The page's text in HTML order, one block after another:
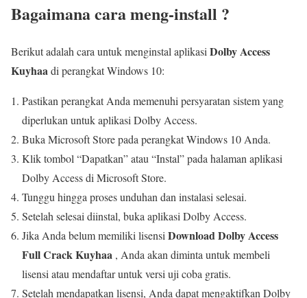
Bagaimana cara meng-install ?
Berikut adalah cara untuk menginstal aplikasi Dolby Access
Kuyhaadi perangkat Windows 10:
Pastikan perangkat Anda memenuhi persyaratan sistem yang
diperlukan untuk aplikasi Dolby Access.
Buka Microsoft Store pada perangkat Windows 10 Anda.
Klik tombol “Dapatkan” atau “Instal” pada halaman aplikasi
Dolby Access di Microsoft Store.
Tunggu hingga proses unduhan dan instalasi selesai.
Setelah selesai diinstal, buka aplikasi Dolby Access.
Jika Anda belum memiliki lisensi Download Dolby Access
Full Crack Kuyhaa , Anda akan diminta untuk membeli
lisensi atau mendaftar untuk versi uji coba gratis.
Setelah mendapatkan lisensi, Anda dapat mengaktifkan Dolby